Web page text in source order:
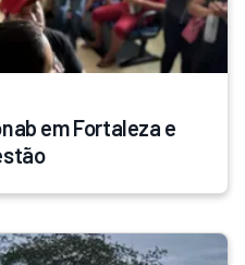
em Fortaleza e